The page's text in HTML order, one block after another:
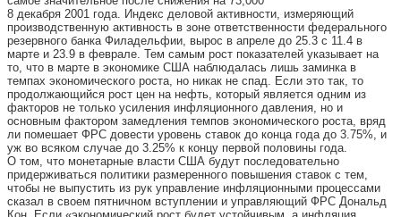
8 декабря 2001 года. Индекс деловой активности, измеряющий
производственную активность в зоне ответственности федерального
резервного банка Филадельфии, вырос в апреле до 25.3 с 11.4 в
марте и 23.9 в феврале. Тем самым рост показателей указывает на
то, что в марте в экономике США наблюдалась лишь заминка в
темпах экономического роста, но никак не спад. Если это так, то
продолжающийся рост цен на нефть, который является одним из
факторов не только усиления инфляционного давления, но и
основным фактором замедления темпов экономического роста, вряд
ли помешает ФРС довести уровень ставок до конца года до 3.75%, и
уж во всяком случае до 3.25% к концу первой половины года.
О том, что монетарные власти США будут последовательно
придерживаться политики размеренного повышения ставок с тем,
чтобы не выпустить из рук управление инфляционными процессами
сказал в своем пятничном вступлении и управляющий ФРС Дональд